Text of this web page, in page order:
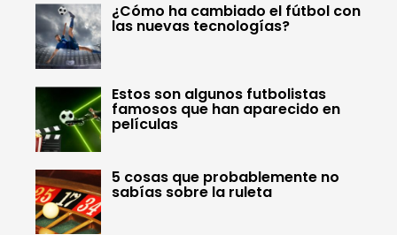
¿Cómo ha cambiado el fútbol con
las nuevas tecnologías?
Estos son algunos futbolistas
famosos que han aparecido en
películas
5 cosas que probablemente no
sabías sobre la ruleta